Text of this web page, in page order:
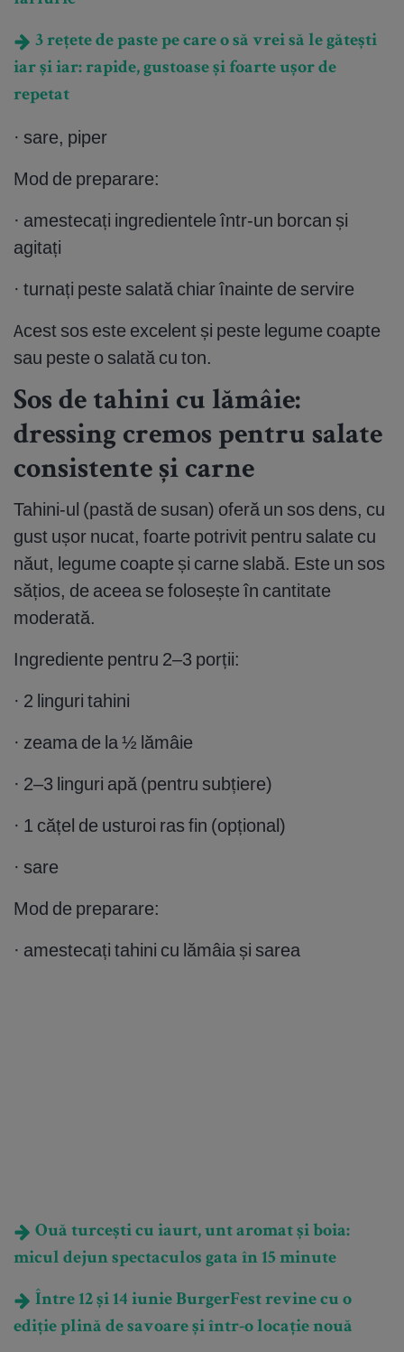
3 rețete de paste pe care o să vrei să le gătești
iar și iar: rapide, gustoase și foarte ușor de
repetat
· sare, piper
Mod de preparare:
· amestecați ingredientele într-un borcan și
agitați
· turnați peste salată chiar înainte de servire
Acest sos este excelent și peste legume coapte
sau peste o salată cu ton.
Sos de tahini cu lămâie:
dressing cremos pentru salate
consistente și carne
Tahini-ul (pastă de susan) oferă un sos dens, cu
gust ușor nucat, foarte potrivit pentru salate cu
năut, legume coapte și carne slabă. Este un sos
sățios, de aceea se folosește în cantitate
moderată.
Ingrediente pentru 2–3 porții:
· 2 linguri tahini
· zeama de la ½ lămâie
· 2–3 linguri apă (pentru subțiere)
· 1 cățel de usturoi ras fin (opțional)
· sare
Mod de preparare:
· amestecați tahini cu lămâia și sarea
Ouă turcești cu iaurt, unt aromat și boia:
micul dejun spectaculos gata în 15 minute
Între 12 și 14 iunie BurgerFest revine cu o
ediție plină de savoare și într-o locație nouă